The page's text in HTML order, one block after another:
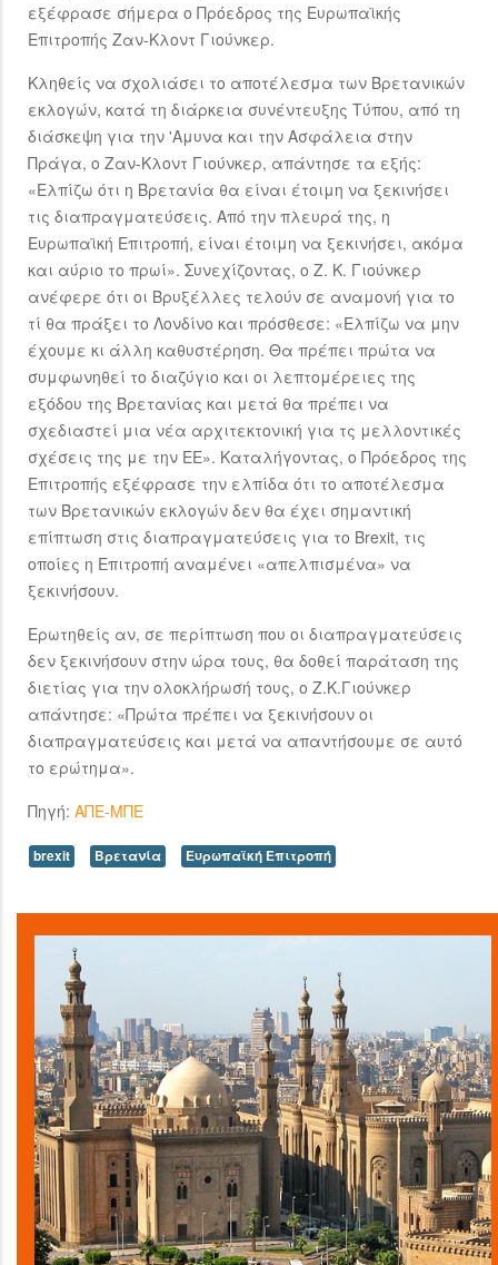
εξέφρασε σήμερα ο Πρόεδρος της Ευρωπαϊκής
Επιτροπής Ζαν-Κλοντ Γιούνκερ.
Κληθείς να σχολιάσει το αποτέλεσμα των Βρετανικών
εκλογών, κατά τη διάρκεια συνέντευξης Τύπου, από τη
διάσκεψη για την 'Αμυνα και την Ασφάλεια στην
Πράγα, ο Ζαν-Κλοντ Γιούνκερ, απάντησε τα εξής:
«Ελπίζω ότι η Βρετανία θα είναι έτοιμη να ξεκινήσει
τις διαπραγματεύσεις. Από την πλευρά της, η
Ευρωπαϊκή Επιτροπή, είναι έτοιμη να ξεκινήσει, ακόμα
και αύριο το πρωί». Συνεχίζοντας, ο Ζ. Κ. Γιούνκερ
ανέφερε ότι οι Βρυξέλλες τελούν σε αναμονή για το
τί θα πράξει το Λονδίνο και πρόσθεσε: «Ελπίζω να μην
έχουμε κι άλλη καθυστέρηση. Θα πρέπει πρώτα να
συμφωνηθεί το διαζύγιο και οι λεπτομέρειες της
εξόδου της Βρετανίας και μετά θα πρέπει να
σχεδιαστεί μια νέα αρχιτεκτονική για τς μελλοντικές
σχέσεις της με την ΕΕ». Καταλήγοντας, ο Πρόεδρος της
Επιτροπής εξέφρασε την ελπίδα ότι το αποτέλεσμα
των Βρετανικών εκλογών δεν θα έχει σημαντική
επίπτωση στις διαπραγματεύσεις για το Brexit, τις
οποίες η Επιτροπή αναμένει «απελπισμένα» να
ξεκινήσουν.
Ερωτηθείς αν, σε περίπτωση που οι διαπραγματεύσεις
δεν ξεκινήσουν στην ώρα τους, θα δοθεί παράταση της
διετίας για την ολοκλήρωσή τους, ο Ζ.Κ.Γιούνκερ
απάντησε: «Πρώτα πρέπει να ξεκινήσουν οι
διαπραγματεύσεις και μετά να απαντήσουμε σε αυτό
το ερώτημα».
Πηγή: ΑΠΕ-ΜΠΕ
brexit Βρετανία Ευρωπαϊκή Επιτροπή